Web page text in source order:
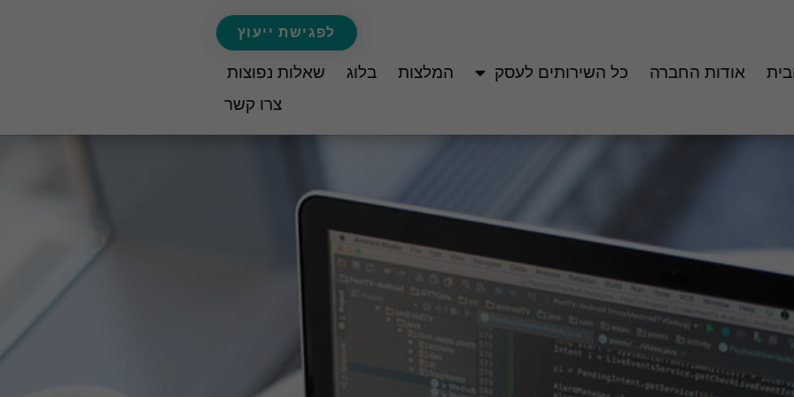
לפגישת ייעוץ
אודות החברה כל השירותים לעסק המלצות בלוג
שאלות נפוצות
צרו קשר